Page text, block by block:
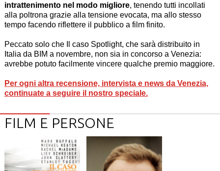
intrattenimento nel modo migliore, tenendo tutti incollati
alla poltrona grazie alla tensione evocata, ma allo stesso
tempo facendo riflettere il pubblico a film finito.
Peccato solo che Il caso Spotlight, che sarà distribuito in
Italia da BIM a novembre, non sia in concorso a Venezia:
avrebbe potuto facilmente vincere qualche premio maggiore.
Per ogni altra recensione, intervista e news da Venezia,
continuate a seguire il nostro speciale.
FILM E PERSONE